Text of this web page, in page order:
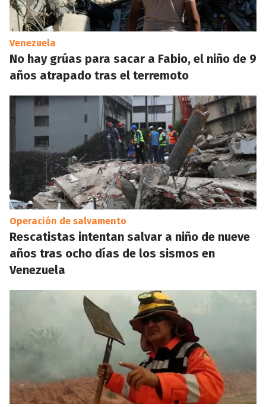
Venezuela
No hay grúas para sacar a Fabio, el niño de 9
años atrapado tras el terremoto
Operación de salvamento
Rescatistas intentan salvar a niño de nueve
años tras ocho días de los sismos en
Venezuela